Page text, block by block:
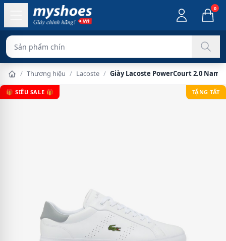
0
Sản phẩm chính hãng 100%
/ Thương hiệu / Lacoste / Giày Lacoste PowerCourt 2.0 Nam
🎁 SIÊU SALE 🎁 TẶNG TẤT